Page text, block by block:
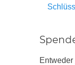
Entweder